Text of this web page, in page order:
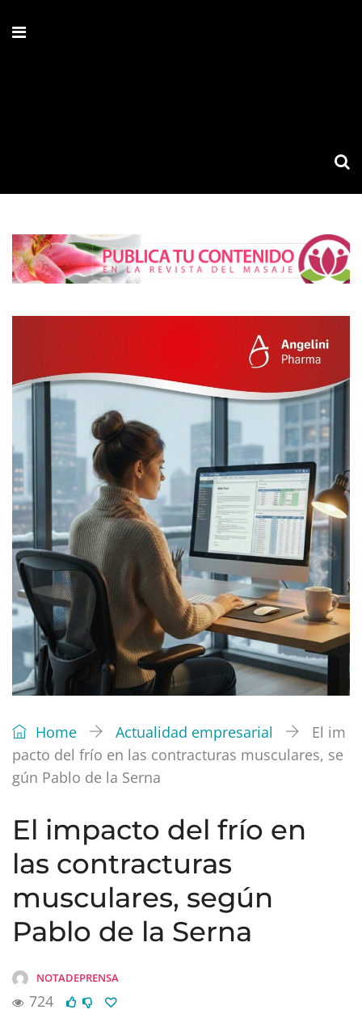
Home Actualidad empresarial
El im
pacto del frío en las contracturas musculares, se
gún Pablo de la Serna
El impacto del frío en
las contracturas
musculares, según
Pablo de la Serna
NOTADEPRENSA
724